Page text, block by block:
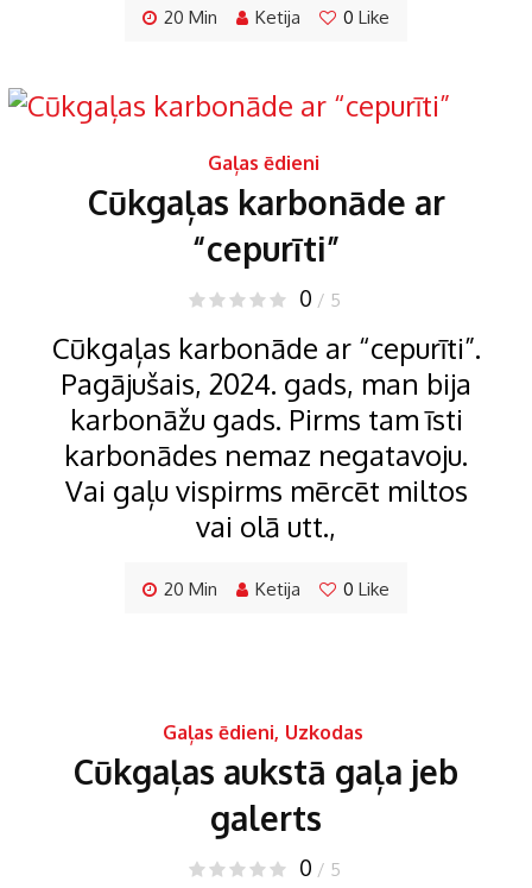
20 Min Ketija 0 Like
Gaļas ēdieni
Cūkgaļas karbonāde ar
“cepurīti”
0 / 5
Cūkgaļas karbonāde ar “cepurīti”.
Pagājušais, 2024. gads, man bija
karbonāžu gads. Pirms tam īsti
karbonādes nemaz negatavoju.
Vai gaļu vispirms mērcēt miltos
vai olā utt.,
20 Min Ketija 0 Like
Gaļas ēdieni, Uzkodas
Cūkgaļas aukstā gaļa jeb
galerts
0 / 5